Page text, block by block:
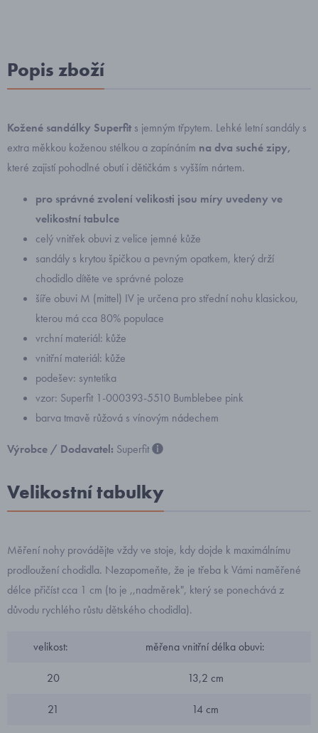
Popis zboží
Kožené sandálky Superfit s jemným třpytem. Lehké letní sandály s
extra měkkou koženou stélkou a zapínáním na dva suché zipy,
které zajistí pohodlné obutí i dětičkám s vyšším nártem.
pro správné zvolení velikosti jsou míry uvedeny ve
velikostní tabulce
celý vnitřek obuvi z velice jemné kůže
sandály s krytou špičkou a pevným opatkem, který drží
chodidlo dítěte ve správné poloze
šíře obuvi M (mittel) IV je určena pro střední nohu klasickou,
kterou má cca 80% populace
vrchní materiál: kůže
vnitřní materiál: kůže
podešev: syntetika
vzor: Superfit 1-000393-5510 Bumblebee pink
barva tmavě růžová s vínovým nádechem
Výrobce / Dodavatel: Superfit
Velikostní tabulky
Měření nohy provádějte vždy ve stoje, kdy dojde k maximálnímu
prodloužení chodidla. Nezapomeňte, že je třeba k Vámi naměřené
délce přičíst cca 1 cm (to je ,,nadměrek", který se ponechává z
důvodu rychlého růstu dětského chodidla).
velikost: měřena vnitřní délka obuvi:
20 13,2 cm
21 14 cm